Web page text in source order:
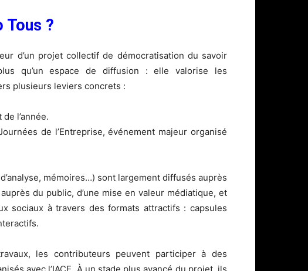
Tous ?
d’un projet collectif de démocratisation du savoir
qu’un espace de diffusion : elle valorise les
plusieurs leviers concrets :
l’année.
de l’Entreprise, événement majeur organisé
mémoires…) sont largement diffusés auprès
du public, d’une mise en valeur médiatique, et
sociaux à travers des formats attractifs : capsules
les contributeurs peuvent participer à des
avec l’IACE. À un stade plus avancé du projet, ils